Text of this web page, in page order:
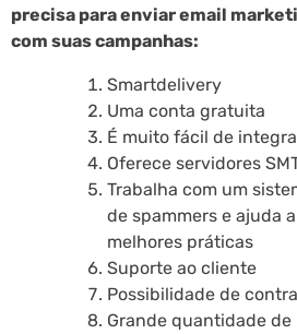
precisa para enviar email
com suas campanhas:
Smartdelivery
Uma conta gratuita
É muito fácil de
Oferece servidores
Trabalha com um
de spammers e ajuda
melhores práticas
Suporte ao cliente
Possibilidade de
Grande quantidade